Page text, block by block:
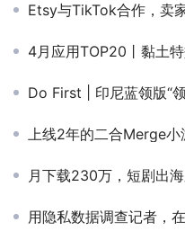
Etsy与TikTok合作，卖
4月应用TOP20丨黏土
Do First | 印尼蓝领版“领
上线2年的二合Merge小游戏靠“外国山海
月下载230万，短剧出海又进
用隐私数据调查记者，在伦敦办